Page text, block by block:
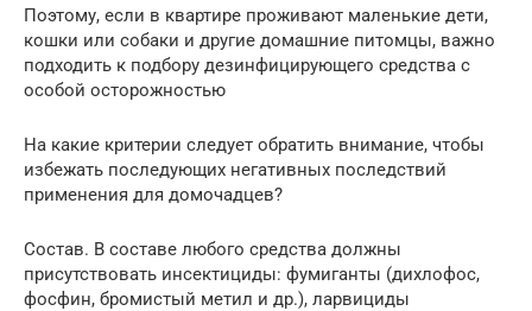
Поэтому, если в квартире проживают маленькие дети,
кошки или собаки и другие домашние питомцы, важно
подходить к подбору дезинфицирующего средства с
особой осторожностью
На какие критерии следует обратить внимание, чтобы
избежать последующих негативных последствий
применения для домочадцев?
Состав. В составе любого средства должны
присутствовать инсектициды: фумиганты (дихлофос,
фосфин, бромистый метил и др.), ларвициды